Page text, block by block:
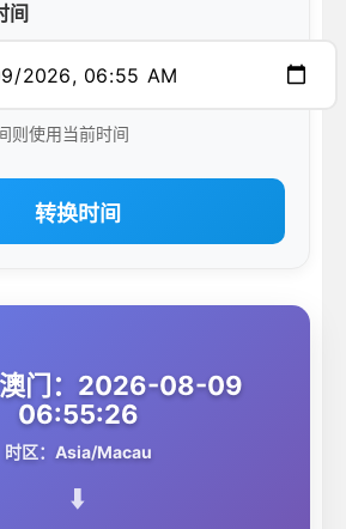
间
则使用当前时间
转换时间
门：2026-08-09
06:55:26
时区：Asia/Macau
⬇️